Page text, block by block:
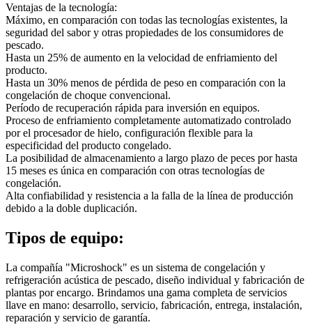
Ventajas de la tecnología:
Máximo, en comparación con todas las tecnologías existentes, la
seguridad del sabor y otras propiedades de los consumidores de
pescado.
Hasta un 25% de aumento en la velocidad de enfriamiento del
producto.
Hasta un 30% menos de pérdida de peso en comparación con la
congelación de choque convencional.
Período de recuperación rápida para inversión en equipos.
Proceso de enfriamiento completamente automatizado controlado
por el procesador de hielo, configuración flexible para la
especificidad del producto congelado.
La posibilidad de almacenamiento a largo plazo de peces por hasta
15 meses es única en comparación con otras tecnologías de
congelación.
Alta confiabilidad y resistencia a la falla de la línea de producción
debido a la doble duplicación.
Tipos de equipo:
La compañía "Microshock" es un sistema de congelación y
refrigeración acústica de pescado, diseño individual y fabricación de
plantas por encargo. Brindamos una gama completa de servicios
llave en mano: desarrollo, servicio, fabricación, entrega, instalación,
reparación y servicio de garantía.